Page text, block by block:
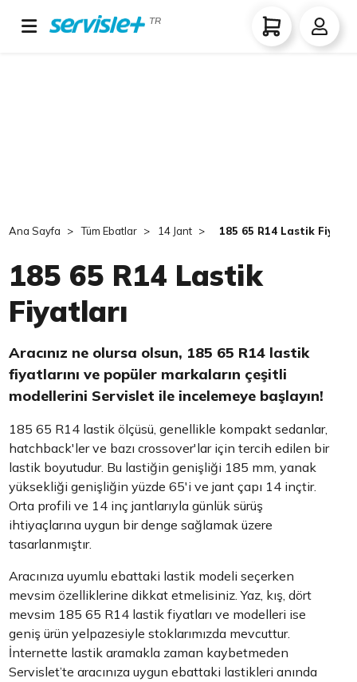
TR
Ana Sayfa Tüm Ebatlar 14 Jant 185 65 R14 Lastik
185 65 R14 Lastik
Fiyatları
Aracınız ne olursa olsun, 185 65 R14 lastik
fiyatlarını ve popüler markaların çeşitli
modellerini Servislet ile incelemeye başlayın!
185 65 R14 lastik ölçüsü, genellikle kompakt sedanlar,
hatchback'ler ve bazı crossover'lar için tercih edilen bir
lastik boyutudur. Bu lastiğin genişliği 185 mm, yanak
yüksekliği genişliğin yüzde 65'i ve jant çapı 14 inçtir.
Orta profili ve 14 inç jantlarıyla günlük sürüş
ihtiyaçlarına uygun bir denge sağlamak üzere
tasarlanmıştır.
Aracınıza uyumlu ebattaki lastik modeli seçerken
mevsim özelliklerine dikkat etmelisiniz. Yaz, kış, dört
mevsim 185 65 R14 lastik fiyatları ve modelleri ise
geniş ürün yelpazesiyle stoklarımızda mevcuttur.
İnternette lastik aramakla zaman kaybetmeden
Servislet’te aracınıza uygun ebattaki lastikleri anında